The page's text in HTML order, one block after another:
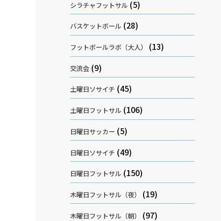
シラチャフットサル(5)
バスケットボール(28)
フットボールラボ（大人） (13)
交流会(9)
土曜日ソサイチ (45)
土曜日フットサル(106)
日曜日サッカー (5)
日曜日ソサイチ (49)
日曜日フットサル(150)
木曜日フットサル（夜） (19)
木曜日フットサル（朝） (97)